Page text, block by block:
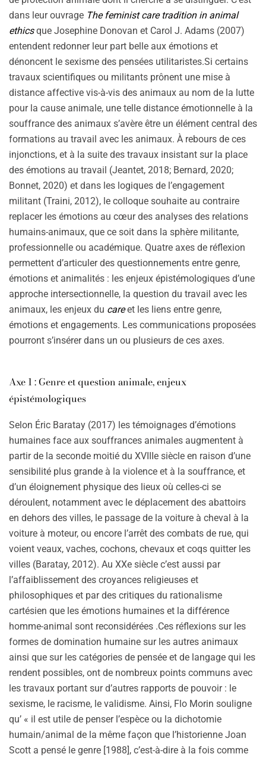
dans leur ouvrage The feminist care tradition in animal
ethicsque Josephine Donovan et Carol J. Adams (2007)
entendent redonner leur part belle aux émotions et
dénoncent le sexisme des pensées utilitaristes.Si certains
travaux scientifiques ou militants prônent une mise à
distance affective vis-à-vis des animaux au nom de la lutte
pour la cause animale, une telle distance émotionnelle à la
souffrance des animaux s’avère être un élément central des
formations au travail avec les animaux. À rebours de ces
injonctions, et à la suite des travaux insistant sur la place
des émotions au travail (Jeantet, 2018; Bernard, 2020;
Bonnet, 2020) et dans les logiques de l’engagement
militant (Traini, 2012), le colloque souhaite au contraire
replacer les émotions au cœur des analyses des relations
humains-animaux, que ce soit dans la sphère militante,
professionnelle ou académique. Quatre axes de réflexion
permettent d’articuler des questionnements entre genre,
émotions et animalités : les enjeux épistémologiques d’une
approche intersectionnelle, la question du travail avec les
animaux, les enjeux du careet les liens entre genre,
émotions et engagements. Les communications proposées
pourront s’insérer dans un ou plusieurs de ces axes.
Axe 1 : Genre et question animale, enjeux
épistémologiques
Selon Éric Baratay (2017) les témoignages d’émotions
humaines face aux souffrances animales augmentent à
partir de la seconde moitié du XVIIIe siècle en raison d’une
sensibilité plus grande à la violence et à la souffrance, et
d’un éloignement physique des lieux où celles-ci se
déroulent, notamment avec le déplacement des abattoirs
en dehors des villes, le passage de la voiture à cheval à la
voiture à moteur, ou encore l’arrêt des combats de rue, qui
voient veaux, vaches, cochons, chevaux et coqs quitter les
villes (Baratay, 2012). Au XXe siècle c’est aussi par
l’affaiblissement des croyances religieuses et
philosophiques et par des critiques du rationalisme
cartésien que les émotions humaines et la différence
homme-animal sont reconsidérées .Ces réflexions sur les
formes de domination humaine sur les autres animaux
ainsi que sur les catégories de pensée et de langage qui les
rendent possibles, ont de nombreux points communs avec
les travaux portant sur d’autres rapports de pouvoir : le
sexisme, le racisme, le validisme. Ainsi, Flo Morin souligne
qu’ « il est utile de penser l’espèce ou la dichotomie
humain/animal de la même façon que l’historienne Joan
Scott a pensé le genre [1988], c’est-à-dire à la fois comme